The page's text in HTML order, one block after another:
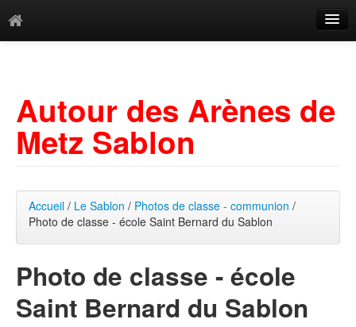
Mots-clés
Autour des Arènes de
Metz Sablon
Accueil / Le Sablon / Photos de classe - communion /
Photo de classe - école Saint Bernard du Sablon
Photo de classe - école
Saint Bernard du Sablon